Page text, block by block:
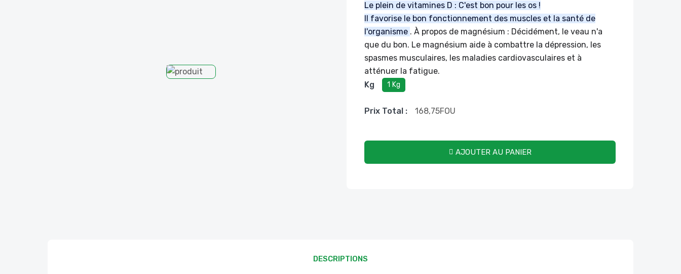
Le plein de vitamines D : C'est bon pour les os !
Il favorise le bon fonctionnement des muscles et la santé de
l'organisme . À propos de magnésium : Décidément, le veau n'a
que du bon. Le magnésium aide à combattre la dépression, les
spasmes musculaires, les maladies cardiovasculaires et à
atténuer la fatigue.
Kg
1 Kg
Prix ​​total : 168,75FOU
AJOUTER AU PANIER
DESCRIPTIONS